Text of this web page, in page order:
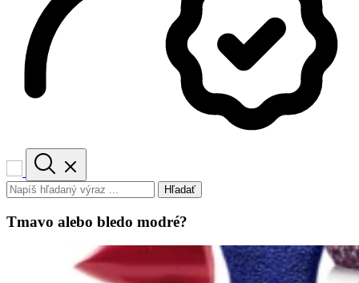
Hľadať
Tmavo alebo bledo modré?